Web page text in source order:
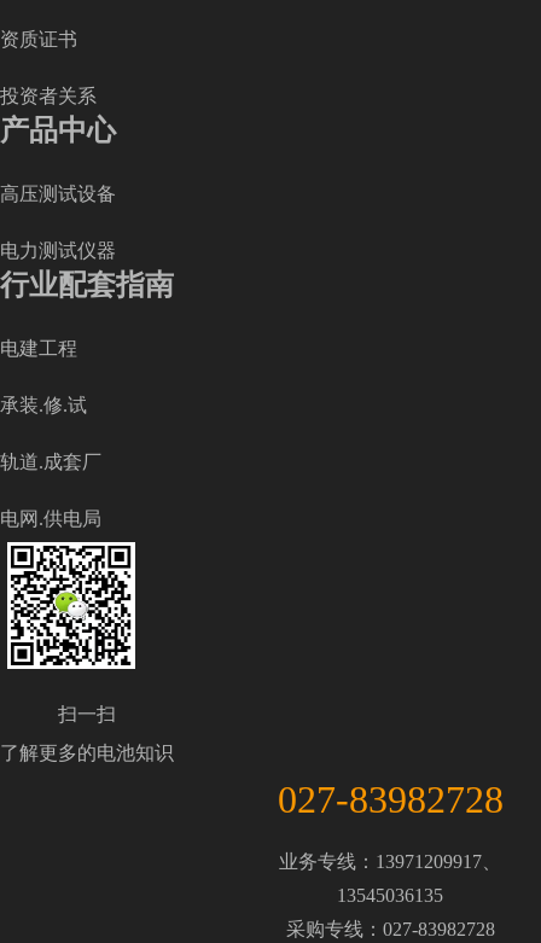
资质证书
投资者关系
产品中心
高压测试设备
电力测试仪器
行业配套指南
电建工程
承装.修.试
轨道.成套厂
电网.供电局
扫一扫
了解更多的电池知识
027-83982728
业务专线：13971209917、
13545036135
采购专线：027-83982728